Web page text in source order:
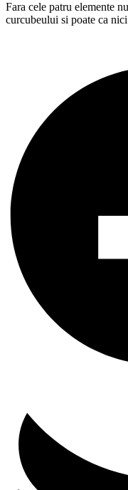
Fara cele patru elemente
curcubeului si poate ca